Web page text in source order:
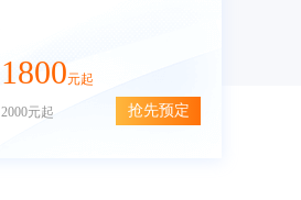
1800元起
2000元起 抢先预定